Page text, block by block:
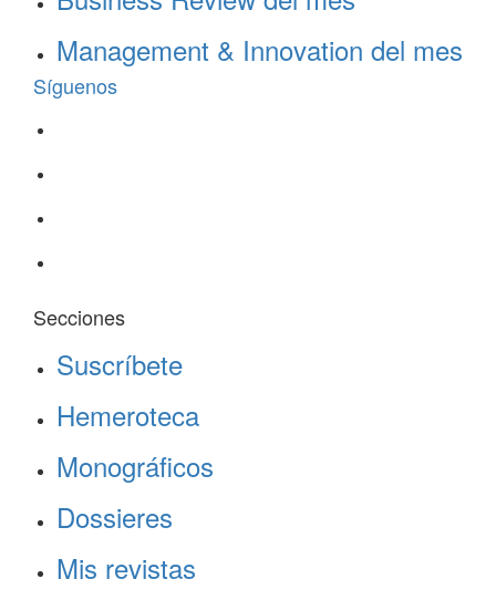
Management & Innovation del mes
Síguenos
Secciones
Suscríbete
Hemeroteca
Monográficos
Dossieres
Mis revistas